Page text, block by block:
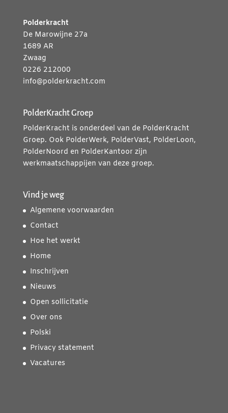
Polderkracht
De Marowijne 27a
1689 AR
Zwaag
0226 212000
info@polderkracht.com
PolderKracht Groep
PolderKracht is onderdeel van de PolderKracht
Groep. Ook PolderWerk, PolderVast, PolderLoon,
PolderNoord en PolderKantoor zijn
werkmaatschappijen van deze groep.
Vind je weg
Algemene voorwaarden
Contact
Hoe het werkt
Home
Inschrijven
Nieuws
Open sollicitatie
Over ons
Polski
Privacy statement
Vacatures